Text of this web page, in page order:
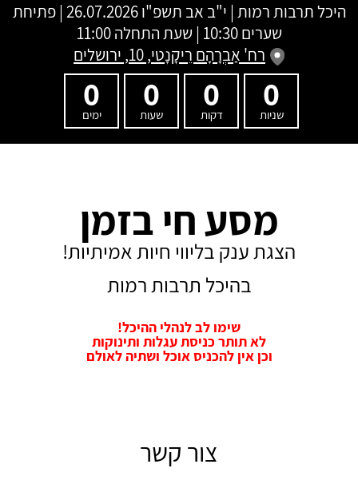
היכל תרבות רמות | י"ב אב תשפ"ו
26.07.2026 | פתיחת
שערים 10:30 | שעת התחלה 11:00
רח' אַבְרָהָם רֵיקָנָטי, 10, ירושלים
0
שניות
0
דקות
0
שעות
0
ימים
מסע חי בזמן
הצגת ענק בליווי חיות אמיתיות!
בהיכל תרבות רמות
שימו לב לנהלי ההיכל!
לא תותר כניסת עגלות ותינוקות
וכן אין להכניס אוכל ושתיה לאולם
צור קשר